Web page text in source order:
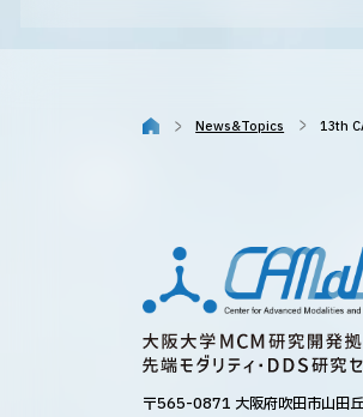
News&Topics 13th
〒565-0871 大阪府吹田市山田